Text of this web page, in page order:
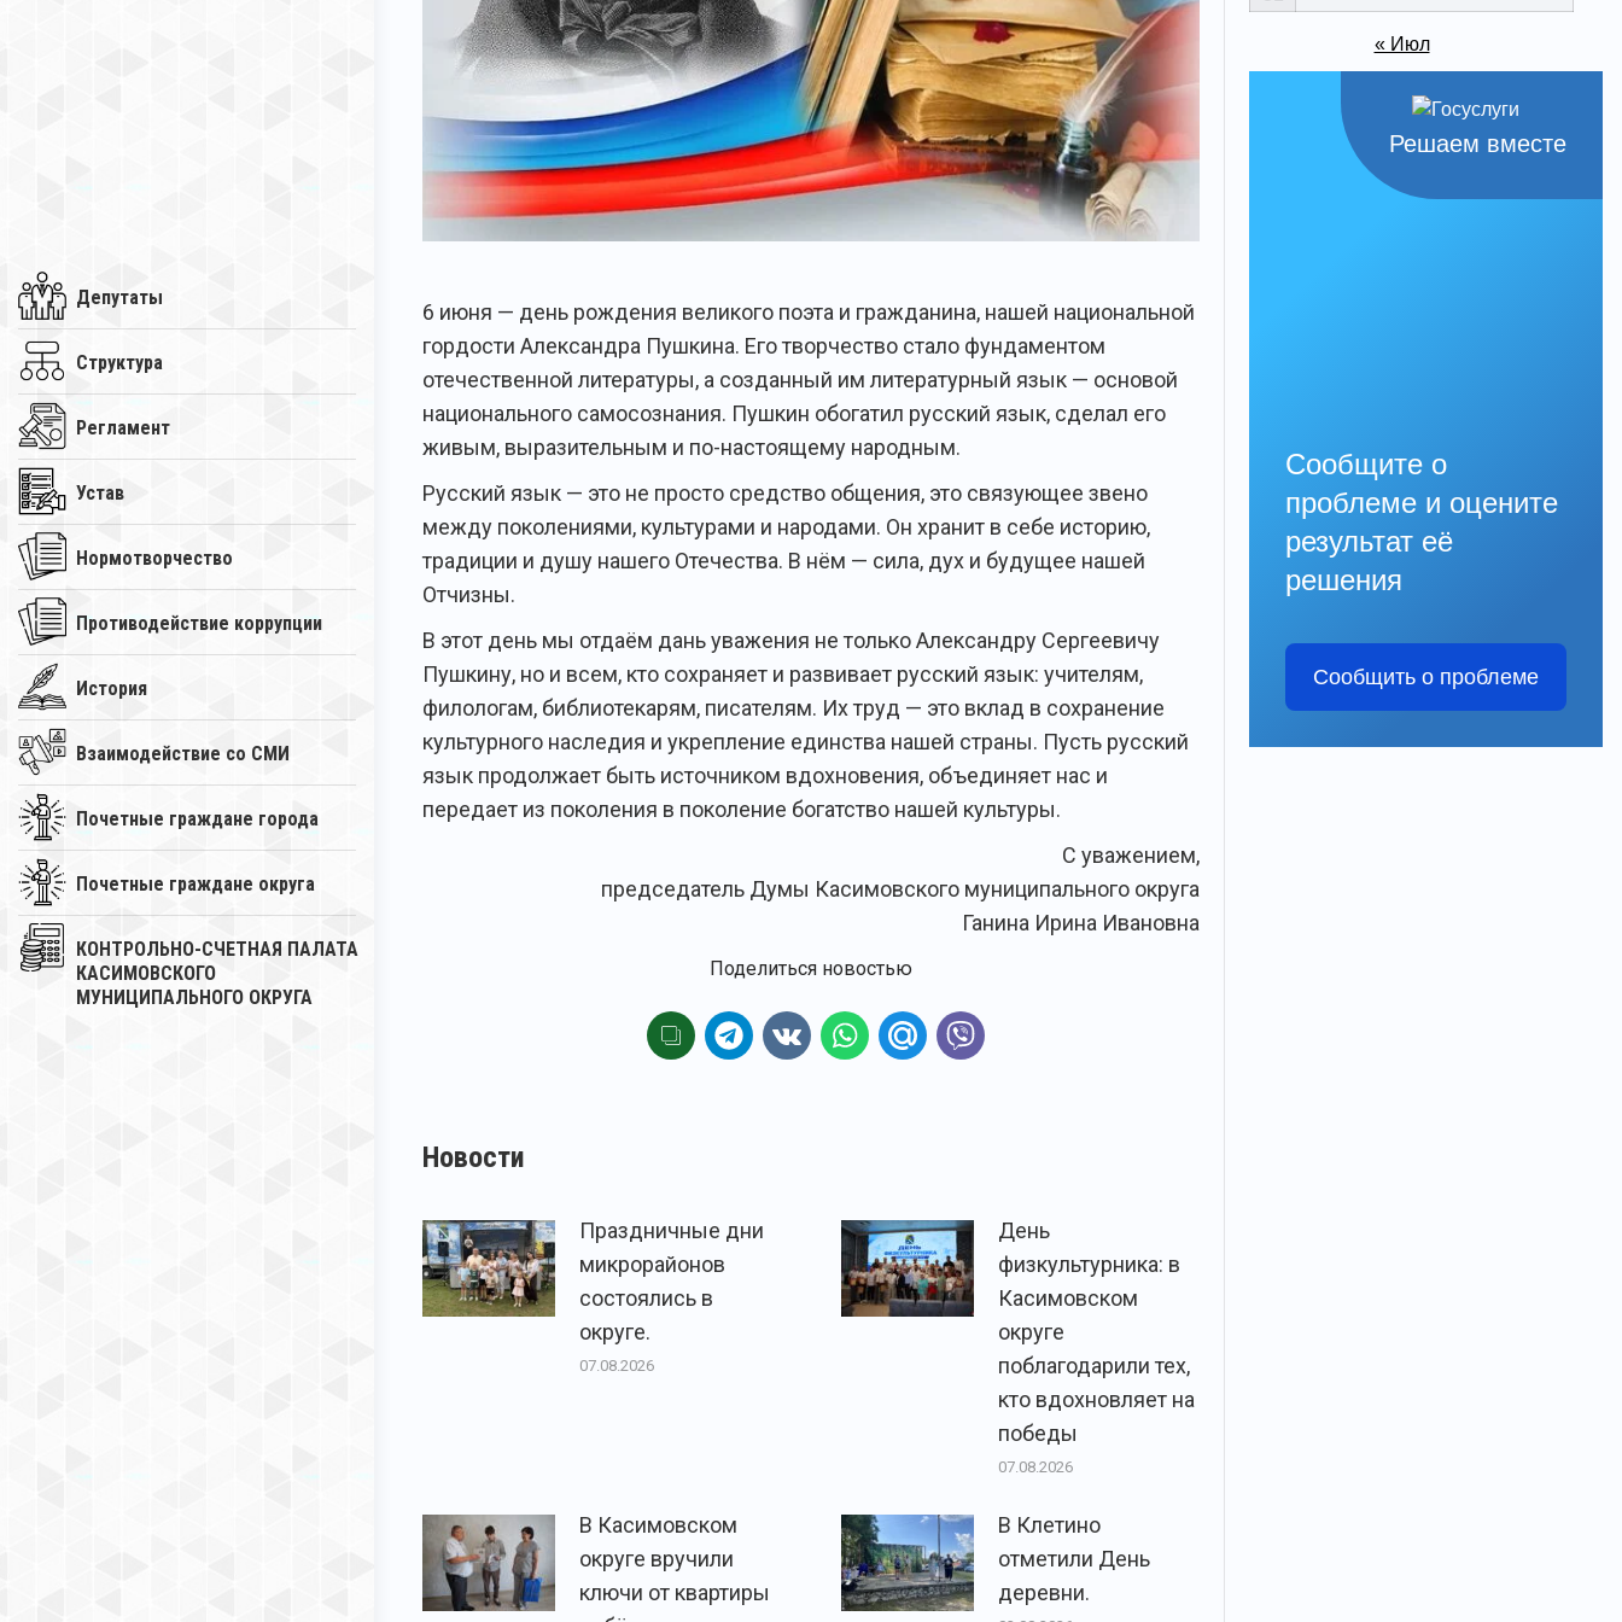
Депутаты
Структура
Регламент
Устав
Нормотворчество
Противодействие коррупции
История
Взаимодействие со СМИ
Почетные граждане города
Почетные граждане округа
КОНТРОЛЬНО-СЧЕТНАЯ ПАЛАТА
КАСИМОВСКОГО
МУНИЦИПАЛЬНОГО ОКРУГА
6 июня — день рождения великого поэта и гражданина, нашей национальной
гордости Александра Пушкина. Его творчество стало фундаментом
отечественной литературы, а созданный им литературный язык — основой
национального самосознания. Пушкин обогатил русский язык, сделал его
живым, выразительным и по-настоящему народным.
Русский язык — это не просто средство общения, это связующее звено
между поколениями, культурами и народами. Он хранит в себе историю,
традиции и душу нашего Отечества. В нём — сила, дух и будущее нашей
Отчизны.
В этот день мы отдаём дань уважения не только Александру Сергеевичу
Пушкину, но и всем, кто сохраняет и развивает русский язык: учителям,
филологам, библиотекарям, писателям. Их труд — это вклад в сохранение
культурного наследия и укрепление единства нашей страны. Пусть русский
язык продолжает быть источником вдохновения, объединяет нас и
передает из поколения в поколение богатство нашей культуры.
С уважением,
председатель Думы Касимовского муниципального округа
Ганина Ирина Ивановна
Поделиться новостью
Новости
Праздничные дни
микрорайонов
состоялись в
округе.
07.08.2026
День
физкультурника: в
Касимовском
округе
поблагодарили тех,
кто вдохновляет на
победы
07.08.2026
В Касимовском
округе вручили
ключи от квартиры
В Клетино
отметили День
деревни.
« Июл
Решаем вместе
Сообщите о
проблеме и оцените
результат её
решения
Сообщить о проблеме